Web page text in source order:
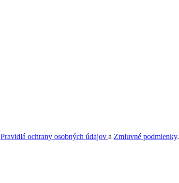
Pravidlá ochrany osobných údajov a Zmluvné podmienky.